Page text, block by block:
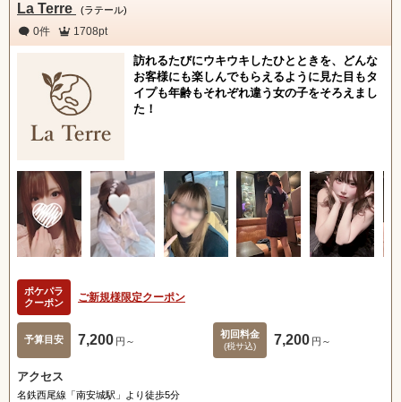
La Terre (ラテール)
0件 1708pt
訪れるたびにウキウキしたひとときを、どんな
お客様にも楽しんでもらえるように見た目もタ
イプも年齢もそれぞれ違う女の子をそろえまし
た！
ポケパラ
クーポン
ご新規様限定クーポン
予算目安 7,200 円～
初回料金
(税サ込) 7,200 円～
アクセス
名鉄西尾線「南安城駅」より徒歩5分